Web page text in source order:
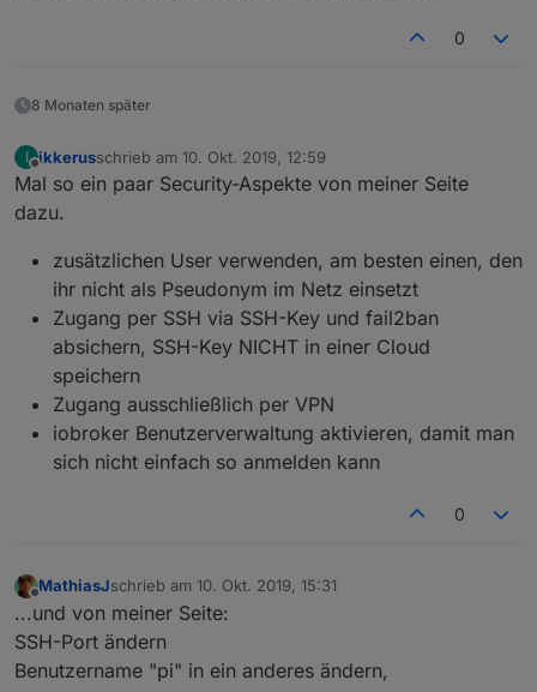
0
8 Monaten später
I
Offline
ikkerusschrieb am 10. Okt. 2019, 12:59
zuletzt editiert von
Mal so ein paar Security-Aspekte von meiner Seite
dazu.
zusätzlichen User verwenden, am besten einen, den
ihr nicht als Pseudonym im Netz einsetzt
Zugang per SSH via SSH-Key und fail2ban
absichern, SSH-Key NICHT in einer Cloud
speichern
Zugang ausschließlich per VPN
iobroker Benutzerverwaltung aktivieren, damit man
sich nicht einfach so anmelden kann
0
Offline
MathiasJschrieb am 10. Okt. 2019, 15:31
zuletzt editiert von
...und von meiner Seite:
SSH-Port ändern
Benutzername "pi" in ein anderes ändern,